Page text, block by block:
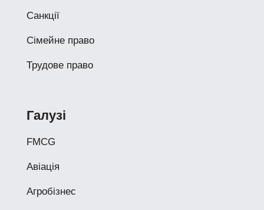
Санкції
Сімейне право
Трудове право
Галузі
FMCG
Авіація
Агробізнес